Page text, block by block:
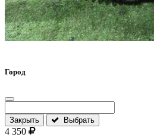
Город
Закрыть Выбрать
4 350